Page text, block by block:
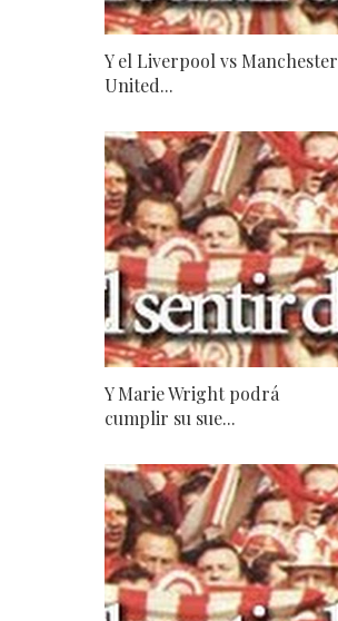
Y el Liverpool vs Manchester
United...
Y Marie Wright podrá
cumplir su sue...